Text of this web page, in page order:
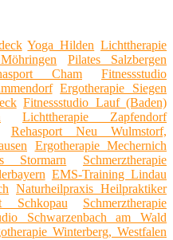
Yoga Hilden Lichttherapie
Pilates Salzbergen
Cham
Fitnessstudio
Ergotherapie Siegen
Fitnessstudio Lauf (Baden)
Lichttherapie Zapfendorf
Rehasport Neu Wulmstorf,
Ergotherapie Mechernich
Stormarn
Schmerztherapie
EMS-Training Lindau
Naturheilpraxis Heilpraktiker
Schkopau
Schmerztherapie
Schwarzenbach am Wald
Winterberg, Westfalen